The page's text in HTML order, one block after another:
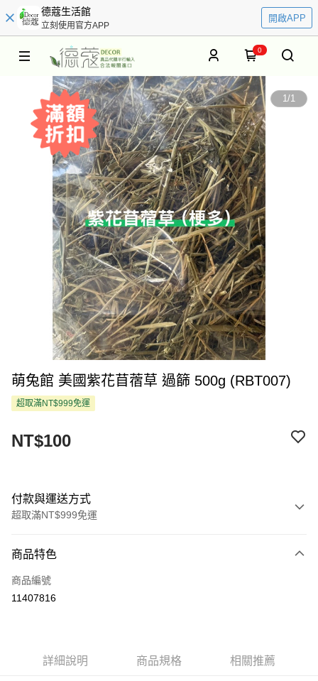
德蔻生活館
立刻使用官方APP
開啟APP
0
1/1
萌兔館 美國紫花苜蓿草 過篩 500g (RBT007)
超取滿NT$999免運
NT$100
付款與運送方式
超取滿NT$999免運
信用卡一次付款
超商取貨付款
街口支付
商品特色
商品編號
11407816
詳細說明 商品規格 相關推薦